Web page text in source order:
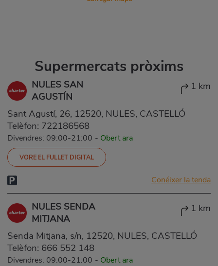
Supermercats pròxims
NULES SAN
AGUSTÍN
1 km
Sant Agustí, 26, 12520, NULES, CASTELLÓ
Telèfon: 722186568
Divendres: 09:00-21:00 - Obert ara
VORE EL FULLET DIGITAL
Conéixer la tenda
NULES SENDA
MITJANA
1 km
Senda Mitjana, s/n, 12520, NULES, CASTELLÓ
Telèfon: 666 552 148
Divendres: 09:00-21:00 - Obert ara